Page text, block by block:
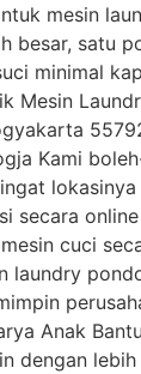
mesin
besar, satu
minimal
Mesin
Kami
secara
cuci
laundry
Anak
dengan